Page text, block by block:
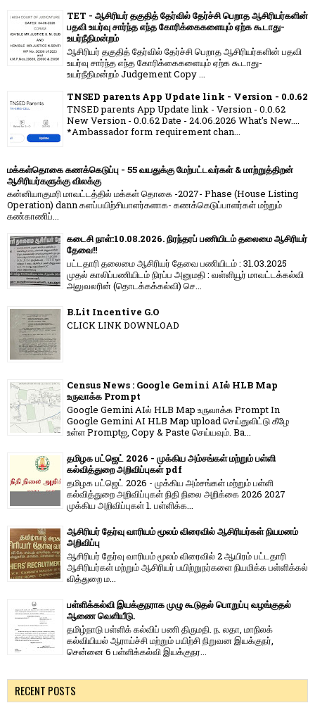
TET - ஆசிரியர் தகுதித் தேர்வில் தேர்ச்சி பெறாத ஆசிரியர்களின்
பதவி உயர்வு சார்ந்த எந்த கோரிக்கைகளையும் ஏற்க கூடாது-
உயர்நீதிமன்றம்
ஆசிரியர் தகுதித் தேர்வில் தேர்ச்சி பெறாத ஆசிரியர்களின் பதவி
உயர்வு சார்ந்த எந்த கோரிக்கைகளையும் ஏற்க கூடாது-
உயர்நீதிமன்றம் Judgement Copy ...
TNSED parents App Update link - Version - 0.0.62
TNSED parents App Update link - Version - 0.0.62
New Version - 0.0.62 Date - 24.06.2026 What's New....
*Ambassador form requirement chan...
மக்கள்தொகை கணக்கெடுப்பு - 55 வயதுக்கு மேற்பட்டவர்கள் & மாற்றுத்திறன்
ஆசிரியர்களுக்கு விலக்கு
கன்னியாகுமரி மாவட்டத்தில் மக்கள் தொகை -2027- Phase (House Listing
Operation) dann களப்பயிற்சியாளர்களாக- கணக்கெடுப்பாளர்கள் மற்றும்
கண்காணிப்...
கடைசி நாள்:10.08.2026. நிரந்தரப் பணியிடம் தலைமை ஆசிரியர்
தேவை!!
பட்டதாரி தலைமை ஆசிரியர் தேவை பணியிடம் : 31.03.2025
முதல் காலிப்பணியிடம் நிரப்ப அனுமதி : வள்ளியூர் மாவட்டக்கல்வி
அலுவலரின் (தொடக்கக்கல்வி) செ...
B.Lit Incentive G.O
CLICK LINK DOWNLOAD
Census News : Google Gemini AIல் HLB Map
உருவாக்க Prompt
Google Gemini AIல் HLB Map உருவாக்க Prompt In
Google Gemini AI HLB Map upload செய்துவிட்டு கீழே
உள்ள Promptஐ, Copy & Paste செய்யவும். Ba...
தமிழக பட்ஜெட் 2026 - முக்கிய அம்சங்கள் மற்றும் பள்ளி
கல்வித்துறை அறிவிப்புகள் pdf
தமிழக பட்ஜெட் 2026 - முக்கிய அம்சங்கள் மற்றும் பள்ளி
கல்வித்துறை அறிவிப்புகள் நிதி நிலை அறிக்கை 2026 2027
முக்கிய அறிவிப்புகள் 1. பள்ளிக்க...
ஆசிரியர் தேர்வு வாரியம் மூலம் விரைவில் ஆசிரியர்கள் நியமனம்
அறிவிப்பு
ஆசிரியர் தேர்வு வாரி​யம் மூலம் விரை​வில் 2 ஆயிரம் பட்​ட​தாரி
ஆசிரியர்​கள் மற்​றும் ஆசிரியர் பயிற்றுநர்​களை நியமிக்க பள்​ளிக்​கல்​
வித்​துறை ம...
பள்ளிக்கல்வி இயக்குநராக முழு கூடுதல் பொறுப்பு வழங்குதல்
ஆணை வெளியீடு.
தமிழ்நாடு பள்ளிக் கல்விப் பணி திருமதி. ந. லதா, மாநிலக்
கல்வியியல் ஆராய்ச்சி மற்றும் பயிற்சி நிறுவன இயக்குநர்,
சென்னை 6 பள்ளிக்கல்வி இயக்குநர...
RECENT POSTS